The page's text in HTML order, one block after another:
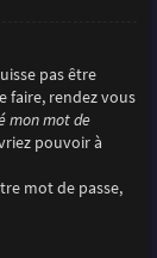
pas être
faire, rendez vous
mon mot de
pouvoir à
mot de passe,